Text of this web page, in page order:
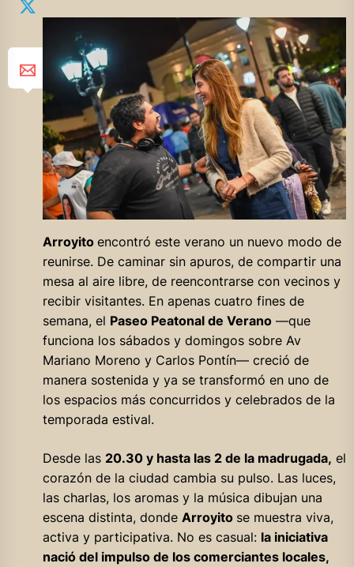
Arroyito encontró este verano un nuevo modo de
reunirse. De caminar sin apuros, de compartir una
mesa al aire libre, de reencontrarse con vecinos y
recibir visitantes. En apenas cuatro fines de
semana, el Paseo Peatonal de Verano—que
funciona los sábados y domingos sobre Av
Mariano Moreno y Carlos Pontín— creció de
manera sostenida y ya se transformó en uno de
los espacios más concurridos y celebrados de la
temporada estival.
Desde las 20.30 y hasta las 2 de la madrugada, el
corazón de la ciudad cambia su pulso. Las luces,
las charlas, los aromas y la música dibujan una
escena distinta, donde Arroyito se muestra viva,
activa y participativa. No es casual: la iniciativa
nació del impulso de los comerciantes locales,